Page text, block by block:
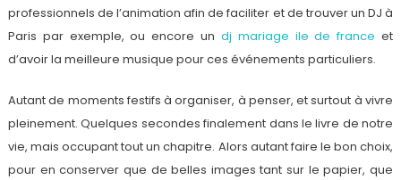
professionnels de l’animation afin de faciliter et de trouver un DJ à
Paris par exemple, ou encore un dj mariage ile de france et
d’avoir la meilleure musique pour ces événements particuliers.
Autant de moments festifs à organiser, à penser, et surtout à vivre
pleinement. Quelques secondes finalement dans le livre de notre
vie, mais occupant tout un chapitre. Alors autant faire le bon choix,
pour en conserver que de belles images tant sur le papier, que